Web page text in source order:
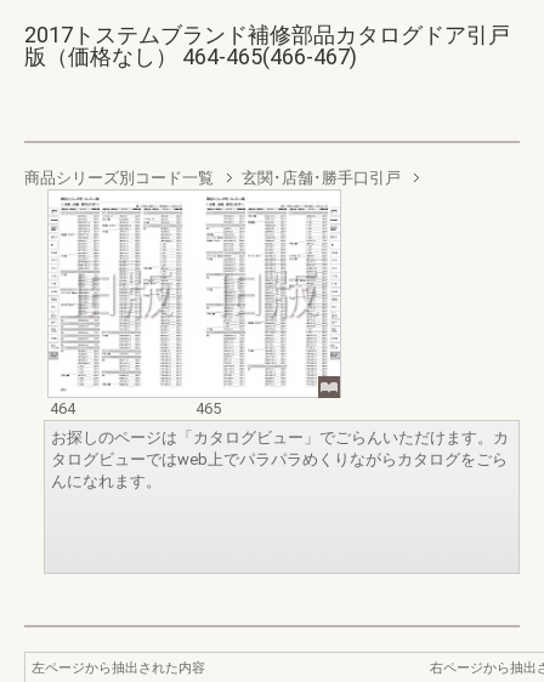
2017トステムブランド補修部品カタログドア引戸
版（価格なし） 464-465(466-467)
商品シリーズ別コード一覧 玄関･店舗･勝手口引戸
464
465
お探しのページは「カタログビュー」でごらんいただけます。カ
タログビューではweb上でパラパラめくりながらカタログをごら
んになれます。
左ページから抽出された内容
右ページから抽出